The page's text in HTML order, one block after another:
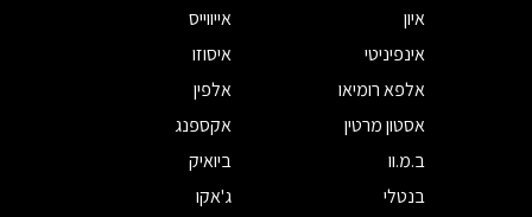
איון
אייווייס
אינפיניטי
איסוזו
אלפא רומיאו
אלפין
אסטון מרטין
אקספנג
ב.מ.וו
ביואיק
בנטלי
ג'אקו